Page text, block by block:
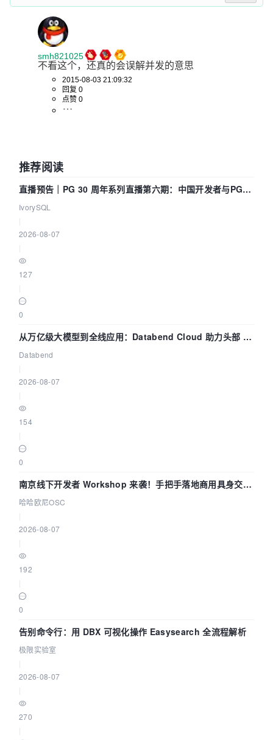
smh821025
不看这个，还真的会误解并发的意思
2015-08-03 21:09:32
回复 0
点赞 0
推荐阅读
直播预告｜PG 30 周年系列直播第六期：中国开发者与PG内
核——我们改得动吗？我们贡献了什么？
IvorySQL
2026-08-07
127
0
从万亿级大模型到全线应用：Databend Cloud 助力头部 AI
企业构建全链路 Trace 数据管道
Databend
2026-08-07
154
0
南京线下开发者 Workshop 来袭！手把手落地商用具身交互
智能 Agent 应用
哈哈欧尼OSC
2026-08-07
192
0
告别命令行：用 DBX 可视化操作 Easysearch 全流程解析
极限实验室
2026-08-07
270